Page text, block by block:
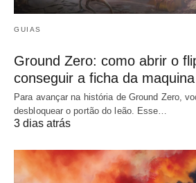
GUIAS
Ground Zero: como abrir o
conseguir a ficha da
Para avançar na história de Ground Zero,
desbloquear o portão do leão. Esse…
3 dias atrás